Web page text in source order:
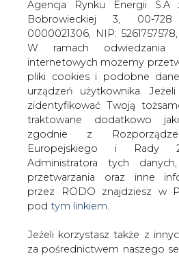
WŁĄCZ CIRE.TV
internetowych możemy
pliki cookies i podobne
urządzeń użytkownika.
zidentyfikować Twoją
traktowane dodatkowo
zgodnie z
Europejskiego i Rady
Administratora tych
przetwarzania oraz inne
przez RODO znajdziesz w
podtym linkiem.
Jeżeli korzystasz także z
za pośrednictwem naszego
też Twoje dane osobowe
dane, które podajesz,
możemy uzyskać dostęp w
Strona główna / RYNEK GAZU /
rynkach naftowych
2020-10-29 13:12